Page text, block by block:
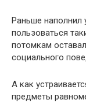
Раньше наполнил
пользоваться
потомкам
социального
А как
предметы